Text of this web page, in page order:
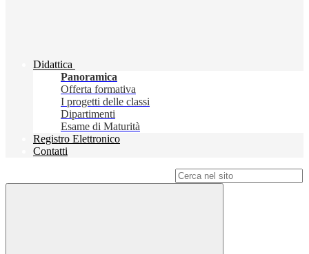
Didattica
Panoramica
Offerta formativa
I progetti delle classi
Dipartimenti
Esame di Maturità
Registro Elettronico
Contatti